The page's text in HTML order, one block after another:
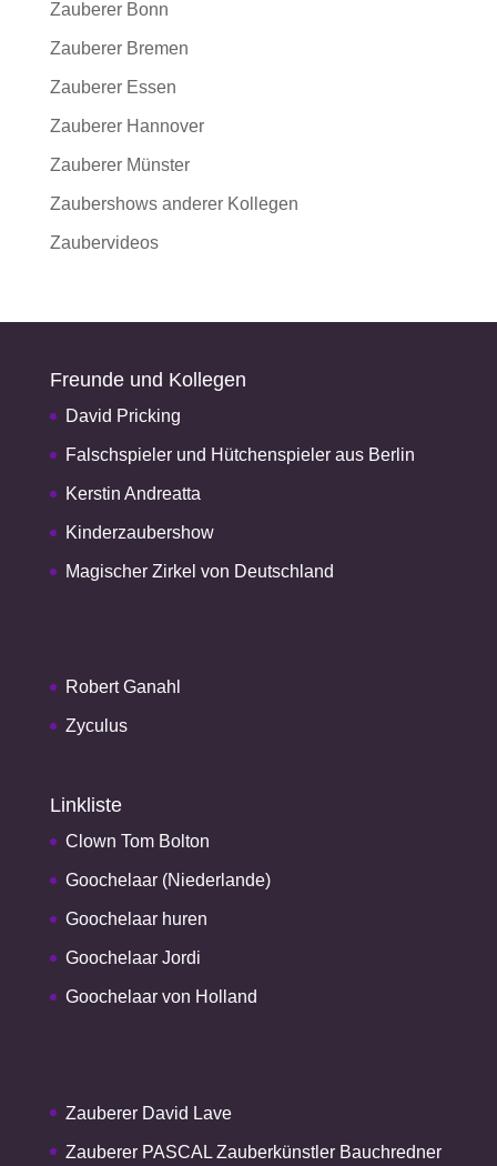
Zauberer Bonn
Zauberer Bremen
Zauberer Essen
Zauberer Hannover
Zauberer Münster
Zaubershows anderer Kollegen
Zaubervideos
Freunde und Kollegen
David Pricking
Falschspieler und Hütchenspieler aus Berlin
Kerstin Andreatta
Kinderzaubershow
Magischer Zirkel von Deutschland
Robert Ganahl
Zyculus
Linkliste
Clown Tom Bolton
Goochelaar (Niederlande)
Goochelaar huren
Goochelaar Jordi
Goochelaar von Holland
Zauberer David Lave
Zauberer PASCAL Zauberkünstler Bauchredner